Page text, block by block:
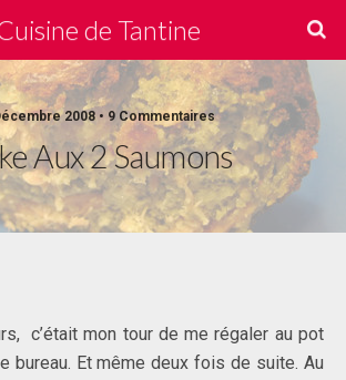
de Tantine
2008 • 9 Commentaires
Aux 2 Saumons
c’était mon tour de me régaler au pot
bureau. Et même deux fois de suite. Au